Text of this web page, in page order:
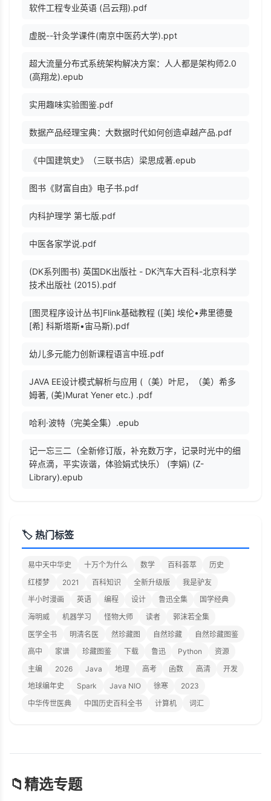
软件工程专业英语 (吕云翔).pdf
虚脱--针灸学课件(南京中医药大学).ppt
超大流量分布式系统架构解决方案：人人都是架构师2.0
(高翔龙).epub
实用趣味实验图鉴.pdf
数据产品经理宝典：大数据时代如何创造卓越产品.pdf
《中国建筑史》（三联书店）梁思成著.epub
图书《财富自由》电子书.pdf
内科护理学 第七版.pdf
中医各家学说.pdf
(DK系列图书) 英国DK出版社 - DK汽车大百科-北京科学
技术出版社 (2015).pdf
[图灵程序设计丛书]Flink基础教程 ([美] 埃伦•弗里德曼
[希] 科斯塔斯•宙马斯).pdf
幼儿多元能力创新课程语言中班.pdf
JAVA EE设计模式解析与应用 (（美）叶尼，（美）希多
姆著, (美)Murat Yener etc.) .pdf
哈利·波特（完美全集）.epub
记一忘三二（全新修订版，补充数万字，记录时光中的细
碎点滴，平实诙谐，体验娟式快乐） (李娟) (Z-
Library).epub
🏷️ 热门标签
易中天中华史 十万个为什么 数学 百科荟萃
历史
红楼梦
2021 百科知识 全新升级版
我是驴友
半小时漫画
英语 编程 设计 鲁迅全集
国学经典
海明威
机器学习 怪物大师 读者
郭沫若全集
医学全书
明清名医 然珍藏图 自然珍藏
自然珍藏图鉴
高中
家谱 珍藏图鉴 下载 鲁迅 Python
资源
主编
2026 Java 地理 高考 函数 高清
开发
地球编年史
Spark Java NIO 徐寒
2023
中华传世医典
中国历史百科全书 计算机 词汇
📁精选专题